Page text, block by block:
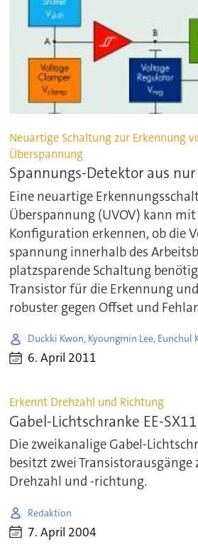
Neuartige Schaltung zur Erkennung
Überspannung
Spannungs-Detektor aus
Eine neuartige
Überspannung (UVOV) kann
Konfiguration erkennen, ob die
spannung innerhalb des
platzsparende Schaltung
Transistor für die Erkennung
robuster gegen Offset und
Duckki Kwon, Kyoungmin Lee, Eunchul
6. April 2011
Erkennt Drehzahl und Richtung
Gabel-Lichtschranke EE-
Die zweikanalige Gabel-
besitzt zwei Transistorausgänge
Drehzahl und -richtung.
Redaktion
7. April 2004